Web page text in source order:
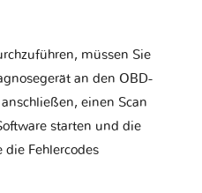
müssen Sie
an den OBD-
einen Scan
starten und die
die Fehlercodes